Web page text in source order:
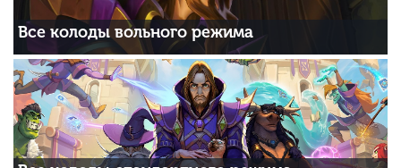
Все колоды вольного режима